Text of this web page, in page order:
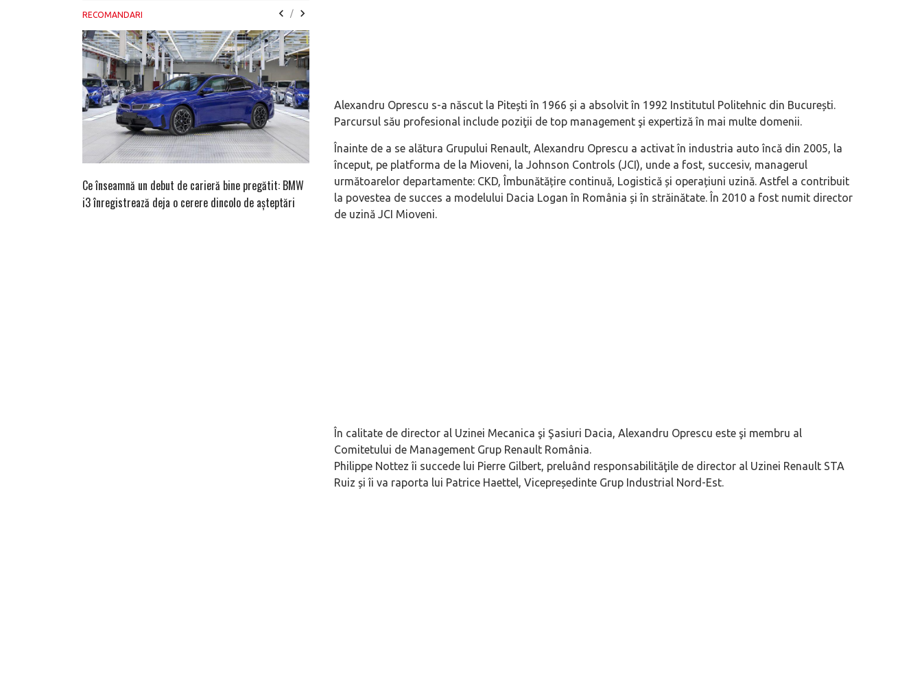
Alexandru Oprescu s-a născut la Pitești în 1966 și a absolvit în 1992 Institutul Politehnic din București.
Parcursul său profesional include poziţii de top management şi expertiză în mai multe domenii.
Înainte de a se alătura Grupului Renault, Alexandru Oprescu a activat în industria auto încă din 2005, la
început, pe platforma de la Mioveni, la Johnson Controls (JCI), unde a fost, succesiv, managerul
următoarelor departamente: CKD, Îmbunătățire continuă, Logistică și operațiuni uzină. Astfel a contribuit
la povestea de succes a modelului Dacia Logan în România și în străinătate. În 2010 a fost numit director
de uzină JCI Mioveni.
În calitate de director al Uzinei Mecanica şi Şasiuri Dacia, Alexandru Oprescu este şi membru al
Comitetului de Management Grup Renault România.
Philippe Nottez îi succede lui Pierre Gilbert, preluând responsabilităţile de director al Uzinei Renault STA
Ruiz și îi va raporta lui Patrice Haettel, Vicepreședinte Grup Industrial Nord-Est.
RECOMANDARI /
Ce înseamnă un debut de carieră bine pregătit: BMW
i3 înregistrează deja o cerere dincolo de așteptări
Versiune MINI Countryman încă nelansată oficial, dată
pe mâna fetelor în competiția off-road Rebelle Rally
Pentru cine știe ceva avioane, numele Hennessey
Blackbird va suna ca un apropo. Unul pertinent, de
Prima sportivă cu motor central a
de noua ediție limitată Lamborghini